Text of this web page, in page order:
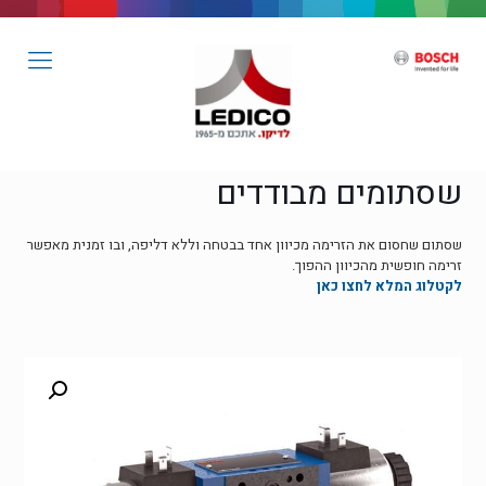
שסתומים מבודדים
שסתום שחסום את הזרימה מכיוון אחד בבטחה וללא דליפה, ובו זמנית מאפשר
זרימה חופשית מהכיוון ההפוך.
לקטלוג המלא לחצו כאן